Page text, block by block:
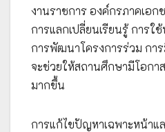
งานราชการ องค์กรภาคเอ
การแลกเปลี่ยนเรียนรู้ การใ
การพัฒนาโครงการร่วม กา
จะช่วยให้สถานศึกษามีโอกา
มากขึ้น
การแก้ไขปัญหาเฉพาะหน้าแ